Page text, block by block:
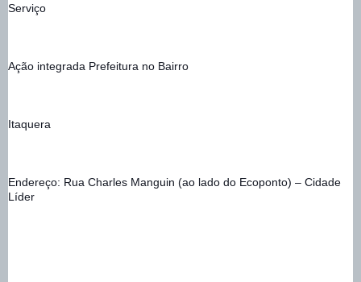
Serviço
Ação integrada Prefeitura no Bairro
Itaquera
Endereço: Rua Charles Manguin (ao lado do Ecoponto) – Cidade
Líder